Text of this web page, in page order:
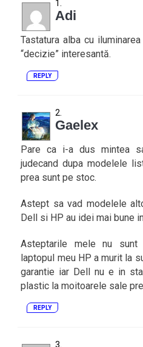
Adi
Tastatura alba cu
“decizie” interesantă.
REPLY
Gaelex
Pare ca i-a dus mintea
judecand dupa modelele
prea sunt pe stoc.
Astept sa vad modelele
Dell si HP au idei mai bune
Asteptarile mele nu sunt
laptopul meu HP a murit la
garantie iar Dell nu e in
plastic la moitoarele sale
REPLY